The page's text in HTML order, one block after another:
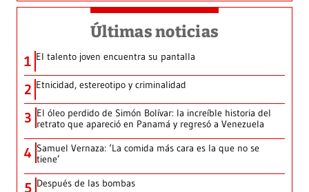
Últimas noticias
1 El talento joven encuentra su pantalla​
2 Etnicidad, estereotipo y criminalidad
3 El óleo perdido de Simón Bolívar: la increíble historia del
retrato que apareció en Panamá y regresó a Venezuela
4 Samuel Vernaza: ‘La comida más cara es la que no se
tiene’
5 Después de las bombas